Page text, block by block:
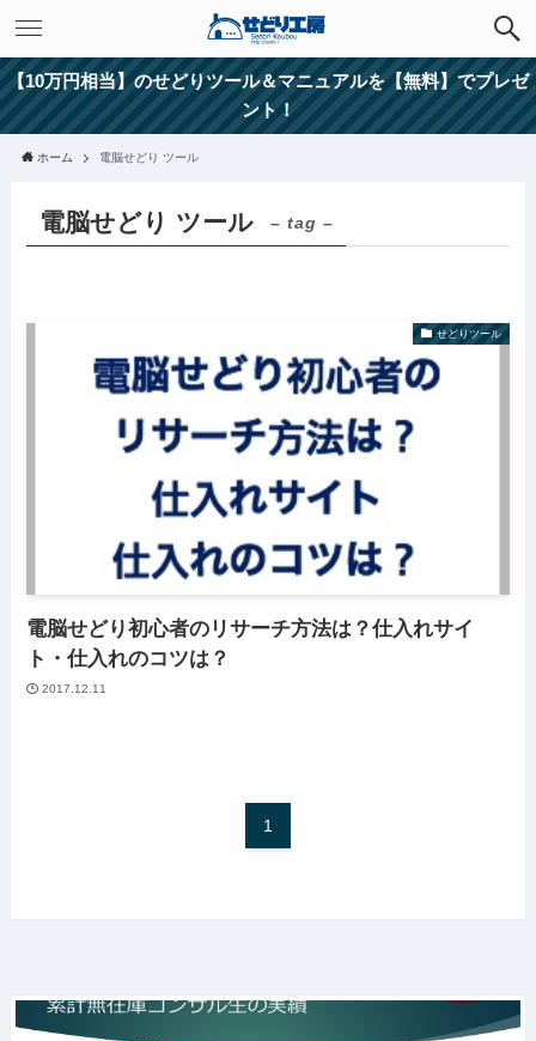
【10万円相当】のせどりツール＆マニュアルを【無料】でプレゼ
ント！
ホーム 電脳せどり ツール
電脳せどり ツール – tag –
せどりツール
電脳せどり初心者のリサーチ方法は？仕入れサイ
ト・仕入れのコツは？
2017.12.11
1